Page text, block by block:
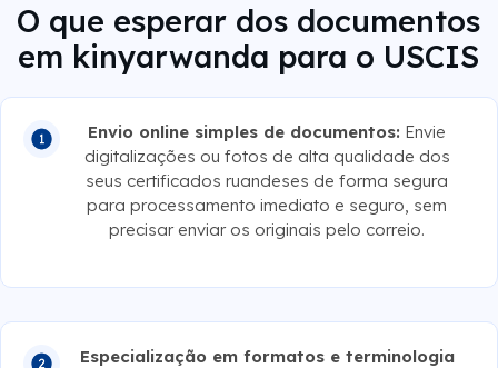
O que esperar dos documentos
em kinyarwanda para o USCIS
Envio online simples de documentos: Envie
digitalizações ou fotos de alta qualidade dos
seus certificados ruandeses de forma segura
para processamento imediato e seguro, sem
precisar enviar os originais pelo correio.
Especialização em formatos e terminologia